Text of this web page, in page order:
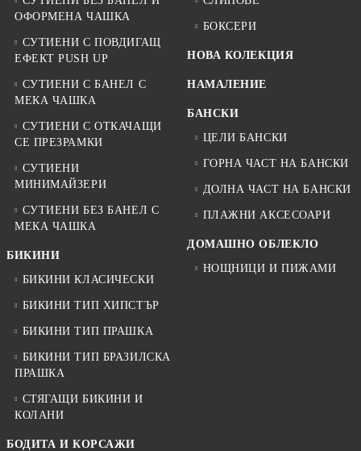
ОФОРМЕНА ЧАШКА
СУТИЕНИ С ПОВДИГАЩ
ЕФЕКТ PUSH UP
СУТИЕНИ С БАНЕЛ С
МЕКА ЧАШКА
СУТИЕНИ С ОТКАЧАЩИ
СЕ ПРЕЗРАМКИ
СУТИЕНИ
МИНИМАЙЗЕРИ
СУТИЕНИ БЕЗ БАНЕЛ С
МЕКА ЧАШКА
БИКИНИ
БИКИНИ КЛАСИЧЕСКИ
БИКИНИ ТИП ХИПСТЪР
БИКИНИ ТИП ПРАШКА
БИКИНИ ТИП БРАЗИЛСКА
ПРАШКА
СТЯГАЩИ БИКИНИ И
КОЛАНИ
БОДИТА И КОРСАЖИ
БОКСЕРИ
НОВА КОЛЕКЦИЯ
НАМАЛЕНИЕ
БАНСКИ
ЦЕЛИ БАНСКИ
ГОРНА ЧАСТ НА БАНСКИ
ДОЛНА ЧАСТ НА БАНСКИ
ПЛАЖНИ АКСЕСОАРИ
ДОМАШНО ОБЛЕКЛО
НОЩНИЦИ И ПИЖАМИ